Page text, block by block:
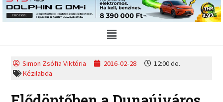
Main
Menu
Simon Zsófia Viktória 2016-02-28
12:00 de.
Kézilabda